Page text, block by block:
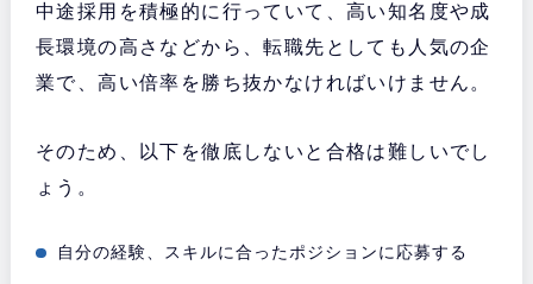
中途採用を積極的に行っていて、高い知名度や成
長環境の高さなどから、転職先としても人気の企
業で、高い倍率を勝ち抜かなければいけません。
そのため、以下を徹底しないと合格は難しいでし
ょう。
自分の経験、スキルに合ったポジションに応募する